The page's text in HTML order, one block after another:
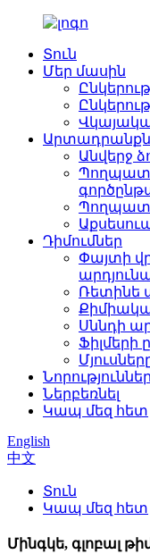
Տուն
Մեր մասին
Անվերջ
Դիմումներ
Փայտի
Ռետինե
Սննդի
Ֆիլմերի
Նորություններ
Ներբեռնել
Կապ մեզ հետ
English
中文
Տուն
Կապ մեզ հետ
Մինգկե, գլոբալ